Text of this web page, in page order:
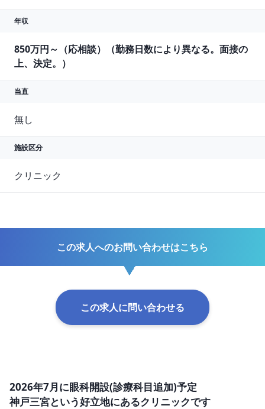
年収
850万円～（応相談）（勤務日数により異なる。面接の
上、決定。）
当直
無し
施設区分
クリニック
この求人へのお問い合わせはこちら
この求人に問い合わせる
2026年7月に眼科開設(診療科目追加)予定
神戸三宮という好立地にあるクリニックです